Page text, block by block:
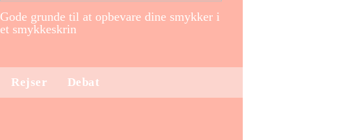
Gode grunde til at opbevare dine smykker i
et smykkeskrin
Rejser Debat